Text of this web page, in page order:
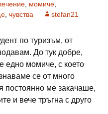
момиче
чувства stefan21
по туризъм, от
До тук добре,
едно момиче, с което
се от много
постоянно ме закачаше,
и вече тръгна с друго